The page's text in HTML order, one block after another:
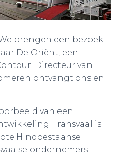
brengen een bezoek
De Oriënt, een
Directeur van
ontvangt ons en
van een
Transvaal is
Hindoestaanse
ondernemers